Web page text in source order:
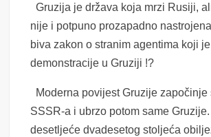
Gruzija je država koja mrzi Rusiji,
nije i potpuno prozapadno
biva zakon o stranim agentima koji
demonstracije u Gruziji !?
Moderna povijest Gruzije započinje
SSSR-a i ubrzo potom same
desetljeće dvadesetog stoljeća